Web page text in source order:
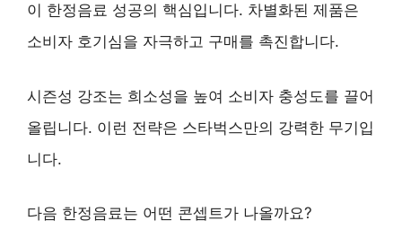
이 한정음료 성공의 핵심입니다. 차별화된 제품은
소비자 호기심을 자극하고 구매를 촉진합니다.
시즌성 강조는 희소성을 높여 소비자 충성도를 끌어
올립니다. 이런 전략은 스타벅스만의 강력한 무기입
니다.
다음 한정음료는 어떤 콘셉트가 나올까요?